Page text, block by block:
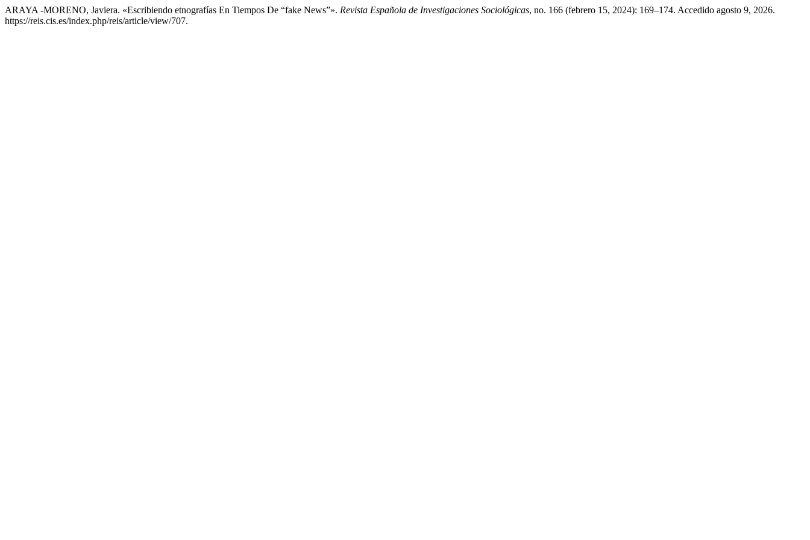
ARAYA -MORENO, Javiera. «Escribiendo etnografías En Tiempos De “fake News”». Revista Española de Investigaciones Sociológicas, no. 166 (febrero 15, 2024): 169–174. Accedido agosto 9, 2026.
https://reis.cis.es/index.php/reis/article/view/707.